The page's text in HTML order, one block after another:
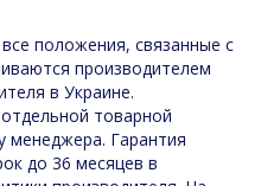
положения, связанные с
производителем
в Украине.
товарной
менеджера. Гарантия
до 36 месяцев в